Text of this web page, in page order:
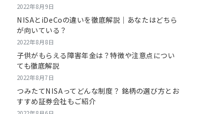
2022年8月9日
NISAとiDeCoの違いを徹底解説｜あなたはどちら
が向いている？
2022年8月8日
子供がもらえる障害年金は？特徴や注意点につい
ても徹底解説
2022年8月7日
つみたてNISAってどんな制度？ 銘柄の選び方とお
すすめ証券会社もご紹介